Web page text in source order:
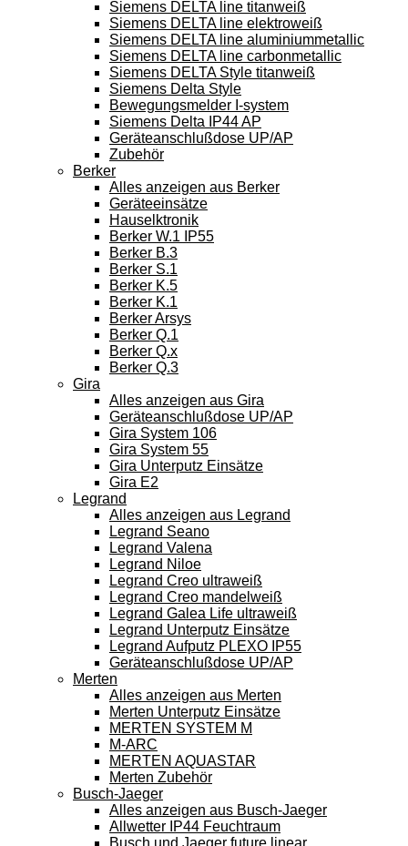
Siemens DELTA line titanweiß
Siemens DELTA line elektroweiß
Siemens DELTA line aluminiummetallic
Siemens DELTA line carbonmetallic
Siemens DELTA Style titanweiß
Siemens Delta Style
Bewegungsmelder I-system
Siemens Delta IP44 AP
Geräteanschlußdose UP/AP
Zubehör
Berker
Alles anzeigen aus Berker
Geräteeinsätze
Hauselktronik
Berker W.1 IP55
Berker B.3
Berker S.1
Berker K.5
Berker K.1
Berker Arsys
Berker Q.1
Berker Q.x
Berker Q.3
Gira
Alles anzeigen aus Gira
Geräteanschlußdose UP/AP
Gira System 106
Gira System 55
Gira Unterputz Einsätze
Gira E2
Legrand
Alles anzeigen aus Legrand
Legrand Seano
Legrand Valena
Legrand Niloe
Legrand Creo ultraweiß
Legrand Creo mandelweiß
Legrand Galea Life ultraweiß
Legrand Unterputz Einsätze
Legrand Aufputz PLEXO IP55
Geräteanschlußdose UP/AP
Merten
Alles anzeigen aus Merten
Merten Unterputz Einsätze
MERTEN SYSTEM M
M-ARC
MERTEN AQUASTAR
Merten Zubehör
Busch-Jaeger
Alles anzeigen aus Busch-Jaeger
Allwetter IP44 Feuchtraum
Busch und Jaeger future linear